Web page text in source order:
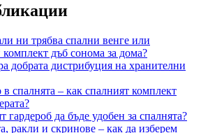
ни трябва спални венге или
комплект дъб сонома за дома?
добрата дистрибуция на хранителни
спалнята – как спалният комплект
да бъде удобен за спалнята?
ракли и скринове – как да изберем